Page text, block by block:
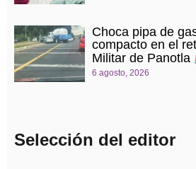
Choca pipa de
compacto en el
Militar de Panotla
6 agosto, 2026
Selección del editor